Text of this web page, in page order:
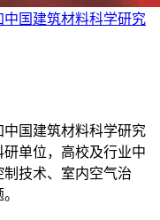
国建筑材料科学研究
国建筑材料科学研究
研单位，高校及行业中
技术、室内空气治